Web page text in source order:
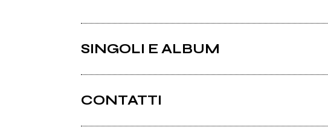
SINGOLI E ALBUM
CONTATTI